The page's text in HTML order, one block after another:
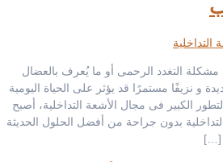
التغدد الرحمى أو ما يُعرف بالعضال
و نزيفًا مستمرًا قد يؤثر على الحياة اليومية
الكبير فى مجال الأشعة التداخلية، أصبح
بدون جراحة من أفضل الحلول الحديثة
[…]